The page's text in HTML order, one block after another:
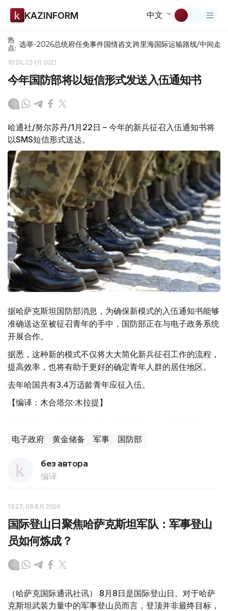
KAZINFORM 中文
热
点: 选举-2026总统府任免事件国情咨文跨里海国际运输路线/中间走廊
10:20, 22 1月 2021
今年国防部将以短信形式发送入伍通知书
哈通社/努尔苏丹/1月22日 – 今年的新兵征召入伍通知书将
以SMS短信形式送达。
据哈萨克斯坦国防部消息，为确保新模式的入伍通知书能够
准确送达至被征召青年的手中，国防部正在与电子政务系统
开展合作。
据悉，这种新的模式不仅将大大简化新兵征召工作的流程，
提高效率，也将有助于更好的确定青年人群的居住地区。
去年哈国共有3.4万适龄青年应征入伍。
【编译：木合塔尔·木拉提】
电子政府 黄金储备 军事 国防部
без автора
编译
13:23, 08 8月 2026
国际登山日聚焦哈萨克斯坦军队：军事登山
员如何炼成？
（哈萨克国际通讯社讯） 8月8日是国际登山日。对于哈萨
克斯坦武装力量中的军事登山员而言，登顶并非最终目标，